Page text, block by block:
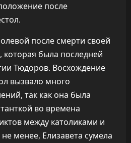
после
после смерти своей
была последней
Тюдоров. Восхождение
вызвало много
так как она была
во времена
между католиками и
менее, Елизавета сумела